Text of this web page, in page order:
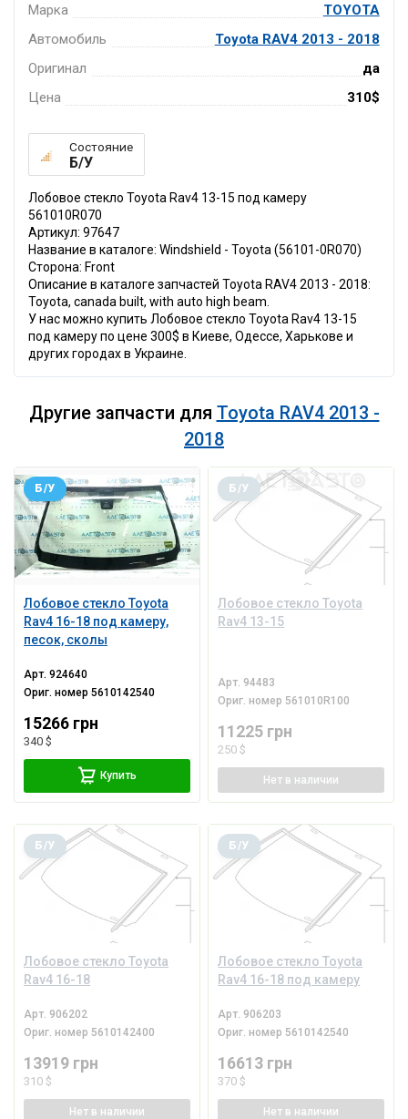
Марка
TOYOTA
Автомобиль
Toyota RAV4 2013 - 2018
Оригинал
да
Цена
310$
Состояние
Б/У
Лобовое стекло Toyota Rav4 13-15 под камеру
561010R070
Артикул: 97647
Название в каталоге: Windshield - Toyota (56101-0R070)
Сторона: Front
Описание в каталоге запчастей Toyota RAV4 2013 - 2018:
Toyota, canada built, with auto high beam.
У нас можно купить Лобовое стекло Toyota Rav4 13-15
под камеру по цене 300$ в Киеве, Одессе, Харькове и
других городах в Украине.
Другие запчасти для Toyota RAV4 2013 -
2018
Лобовое стекло Toyota
Rav4 16-18 под камеру,
песок, сколы
Б/У
Арт.924640
Ориг. номер5610142540
15266 грн
340 $
Купить
Лобовое стекло Toyota
Rav4 13-15
Б/У
Арт. 94483
Ориг. номер 561010R100
11225 грн
250 $
Нет в наличии
Лобовое стекло Toyota
Rav4 16-18
Б/У
Арт. 906202
Ориг. номер 5610142400
13919 грн
310 $
Нет в наличии
Лобовое стекло Toyota
Rav4 16-18 под камеру
Б/У
Арт. 906203
Ориг. номер 5610142540
16613 грн
370 $
Нет в наличии